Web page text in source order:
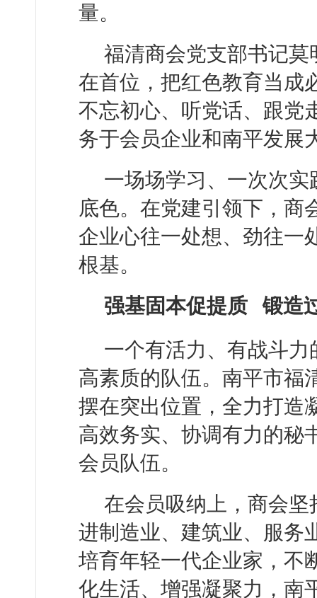
量。
福清商会党支部书记
在首位，把红色教育当成
不忘初心、听党话、跟党
务于会员企业和南平发展
一场场学习、一次次实
底色。在党建引领下，商
企业心往一处想、劲往一
根基。
强基固本促提质 锻造
一个有活力、有战斗
高素质的队伍。南平市福
摆在突出位置，全力打造
高效务实、协调有力的秘
会员队伍。
在会员吸纳上，商会坚
进制造业、建筑业、服务
培育年轻一代企业家，不
化生活、增强凝聚力，南